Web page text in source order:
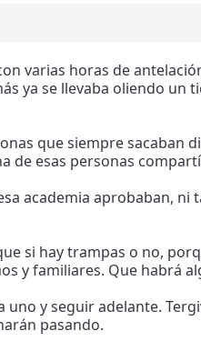
varias horas de
ya se llevaba oliendo un
que siempre sacaban
de esas personas
academia aprobaban,
si hay trampas o no,
y familiares. Que habrá
y seguir adelante.
pasando.